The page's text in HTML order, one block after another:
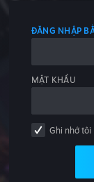
ĐĂNG NHẬP
MẬT KHẨU
Ghi nhớ tôi